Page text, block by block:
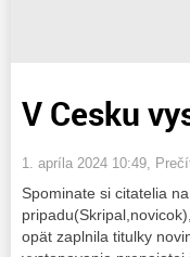
V Cesku
1. apríla 2024 10:49 ,
Spominate si citatelia
opät zaplnila titulky